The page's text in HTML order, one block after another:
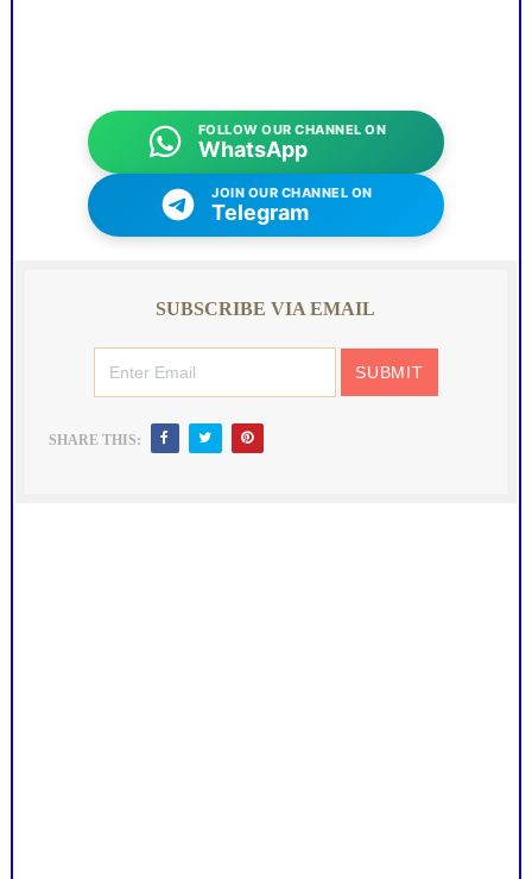
FOLLOW OUR CHANNEL ON
WhatsApp
JOIN OUR CHANNEL ON
Telegram
SUBSCRIBE VIA EMAIL
SHARE THIS: